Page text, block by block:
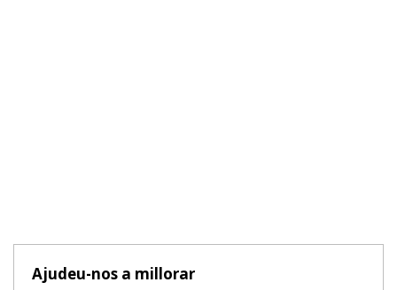
Ajudeu-nos a millorar